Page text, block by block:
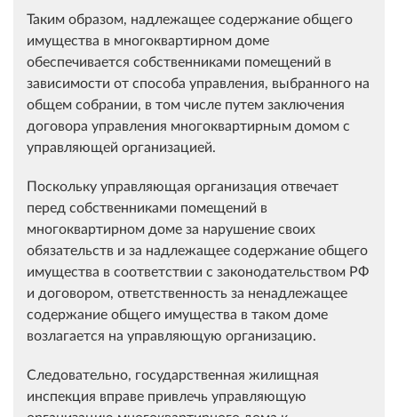
Таким образом, надлежащее содержание общего
имущества в многоквартирном доме
обеспечивается собственниками помещений в
зависимости от способа управления, выбранного на
общем собрании, в том числе путем заключения
договора управления многоквартирным домом с
управляющей организацией.
Поскольку управляющая организация отвечает
перед собственниками помещений в
многоквартирном доме за нарушение своих
обязательств и за надлежащее содержание общего
имущества в соответствии с законодательством РФ
и договором, ответственность за ненадлежащее
содержание общего имущества в таком доме
возлагается на управляющую организацию.
Следовательно, государственная жилищная
инспекция вправе привлечь управляющую